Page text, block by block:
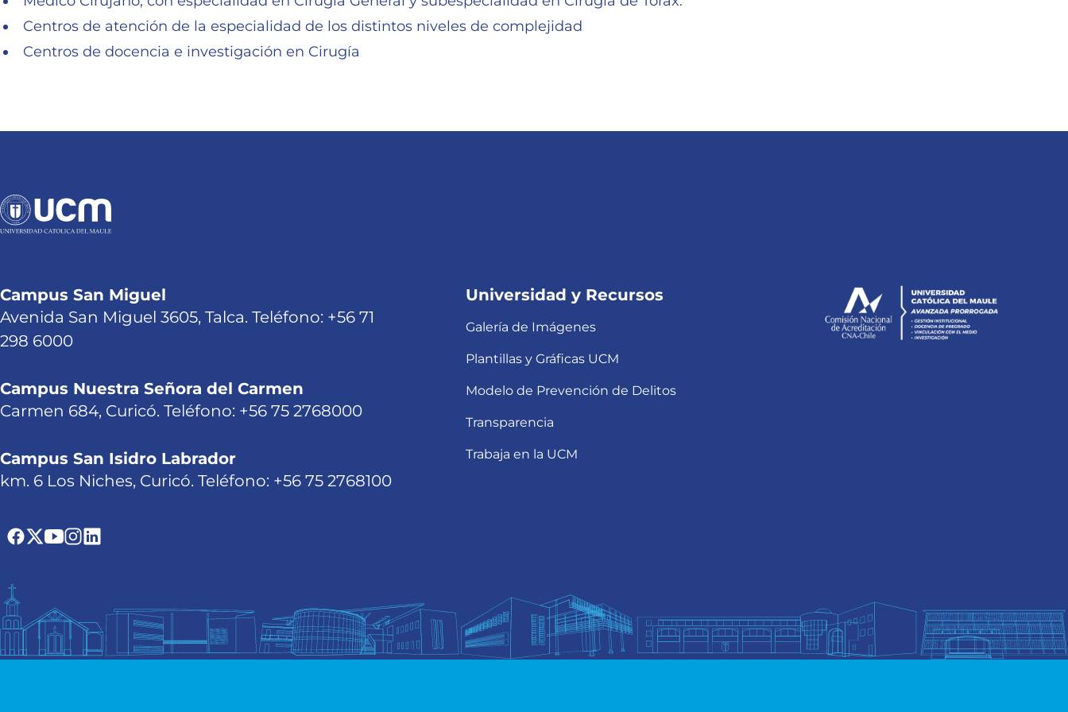
Centros de atención de la especialidad de los distintos niveles de complejidad
Centros de docencia e investigación en Cirugía
Campus San Miguel
Avenida San Miguel 3605, Talca. Teléfono: +56 71
298 6000
Campus Nuestra Señora del Carmen
Carmen 684, Curicó. Teléfono: +56 75 2768000
Campus San Isidro Labrador
km. 6 Los Niches, Curicó. Teléfono: +56 75 2768100
Universidad y Recursos
Galería de Imágenes
Plantillas y Gráficas UCM
Modelo de Prevención de Delitos
Transparencia
Trabaja en la UCM